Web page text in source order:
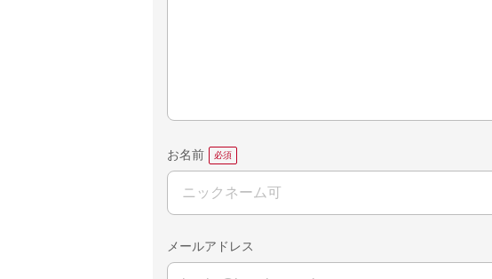
お名前
メールアドレス